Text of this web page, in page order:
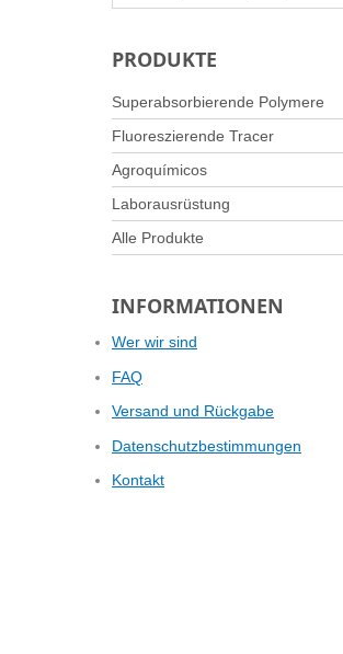
PRODUKTE
Superabsorbierende Polymere
Fluoreszierende Tracer
Agroquímicos
Laborausrüstung
Alle Produkte
INFORMATIONEN
Wer wir sind
FAQ
Versand und Rückgabe
Datenschutzbestimmungen
Kontakt